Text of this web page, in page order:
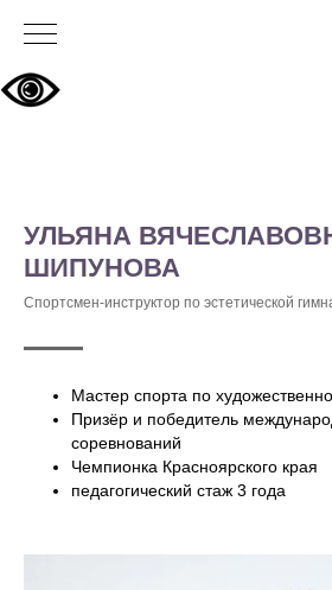
УЛЬЯНА
ШИПУНОВА
Спортсмен-инструктор по эстетической
Мастер спорта по
Призёр и победитель
соревнований
Чемпионка Красноярского края
педагогический стаж 3 года